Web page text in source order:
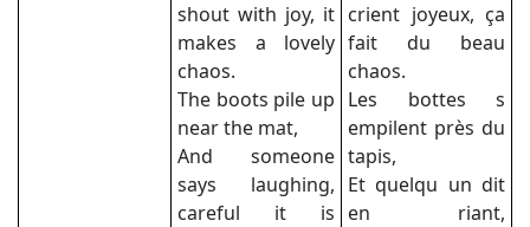
shout with joy, it
makes a lovely
chaos.
The boots pile up
near the mat,
And someone
says laughing,
careful it is
crient joyeux, ça
fait du beau
chaos.
Les bottes s
empilent près du
tapis,
Et quelqu un dit
en riant,